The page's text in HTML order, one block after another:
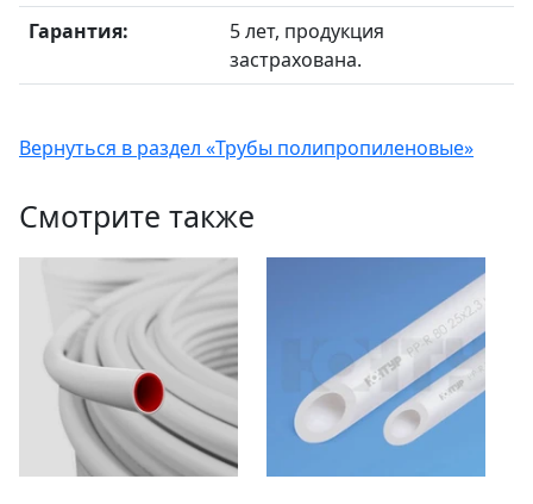
Гарантия:
5 лет, продукция
застрахована.
Вернуться в раздел «Трубы полипропиленовые»
Смотрите также